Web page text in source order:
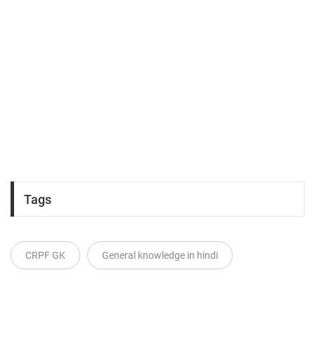
Tags
CRPF GK General knowledge in hindi